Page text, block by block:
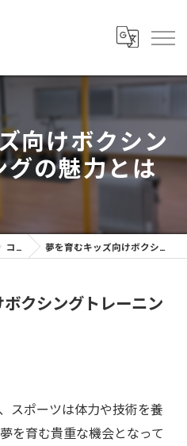
向けボクシン
グの魅力とは
コラム 夢を育むキッズ向けボクシングトレーニングの魅力とは
クシングトレーニン
スポーツは体力や技術を養
を育む貴重な機会となって